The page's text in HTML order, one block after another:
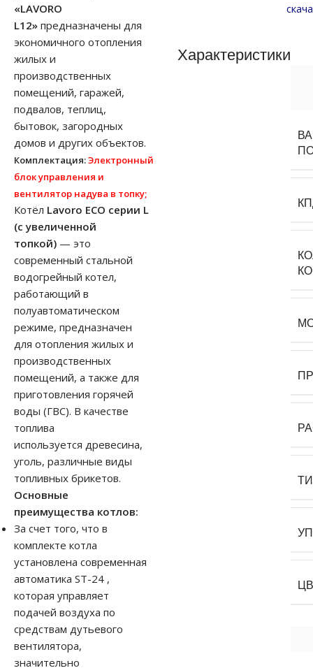
«LAVORO
L12» предназначены для
экономичного отопления
жилых и
производственных
помещений, гаражей,
подвалов, теплиц,
бытовок, загородных
домов и других объектов.
Комплектация:Электронный
блок управления и
вентилятор надува в топку;
Котёл Lavoro ECO серии L
(с увеличенной
топкой) — это
современный стальной
водогрейный котел,
работающий в
полуавтоматическом
режиме, предназначен
для отопления жилых и
производственных
помещений, а также для
приготовления горячей
воды (ГВС). В качестве
топлива
используется древесина,
уголь, различные виды
топливных брикетов.
Основные
преимущества котлов:
За счет того, что в
комплекте котла
установлена современная
автоматика ST-24 ,
которая управляет
подачей воздуха по
средствам дутьевого
вентилятора,
значительно
Характеристики